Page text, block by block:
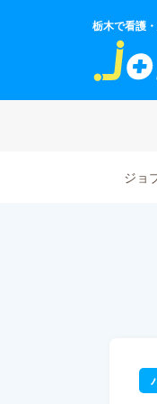
栃木で看護
ジョ